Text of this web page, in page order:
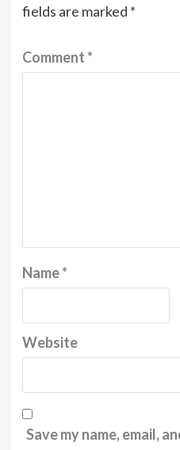
fields are marked *
Comment*
Name*
Website
Save my name, email,